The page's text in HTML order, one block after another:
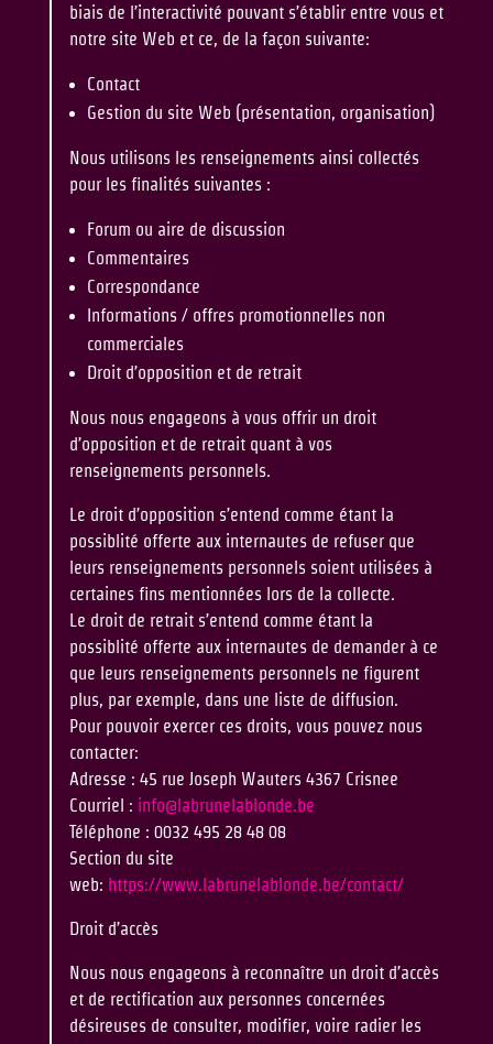
biais de l’interactivité pouvant s’établir entre vous et
notre site Web et ce, de la façon suivante:
Contact
Gestion du site Web (présentation, organisation)
Nous utilisons les renseignements ainsi collectés
pour les finalités suivantes :
Forum ou aire de discussion
Commentaires
Correspondance
Informations / offres promotionnelles non
commerciales
Droit d’opposition et de retrait
Nous nous engageons à vous offrir un droit
d’opposition et de retrait quant à vos
renseignements personnels.
Le droit d’opposition s’entend comme étant la
possiblité offerte aux internautes de refuser que
leurs renseignements personnels soient utilisées à
certaines fins mentionnées lors de la collecte.
Le droit de retrait s’entend comme étant la
possiblité offerte aux internautes de demander à ce
que leurs renseignements personnels ne figurent
plus, par exemple, dans une liste de diffusion.
Pour pouvoir exercer ces droits, vous pouvez nous
contacter:
Adresse : 45 rue Joseph Wauters 4367 Crisnee
Courriel : info@labrunelablonde.be
Téléphone : 0032 495 28 48 08
Section du site
web: https://www.labrunelablonde.be/contact/
Droit d’accès
Nous nous engageons à reconnaître un droit d’accès
et de rectification aux personnes concernées
désireuses de consulter, modifier, voire radier les